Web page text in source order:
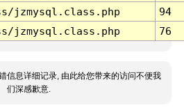
jzmysql.class.php
94
jzmysql.class.php 76
信息详细记录, 由此给您带来的访问不便我
们深感歉意.